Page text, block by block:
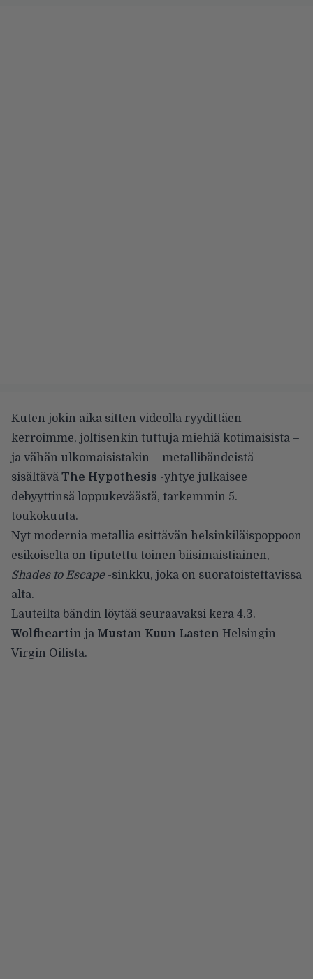
Kuten jokin aika sitten videolla ryydittäen
kerroimme, joltisenkin tuttuja miehiä kotimaisista –
ja vähän ulkomaisistakin – metallibändeistä
sisältävä The Hypothesis -yhtye julkaisee
debyyttinsä loppukeväästä, tarkemmin 5.
toukokuuta.
Nyt modernia metallia esittävän helsinkiläispoppoon
esikoiselta on tiputettu toinen biisimaistiainen,
Shades to Escape-sinkku, joka on suoratoistettavissa
alta.
Lauteilta bändin löytää seuraavaksi kera 4.3.
Wolfheartin ja Mustan Kuun Lasten Helsingin
Virgin Oilista.